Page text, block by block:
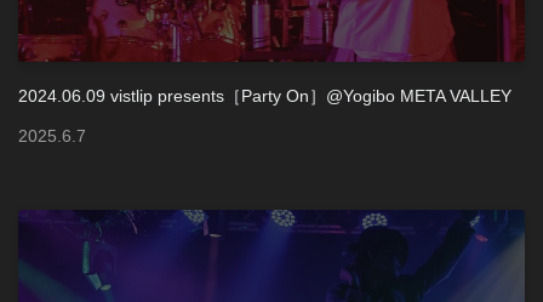
2024.06.09 vistlip presents［Party On］@Yogibo META VALLEY
2025 6 7